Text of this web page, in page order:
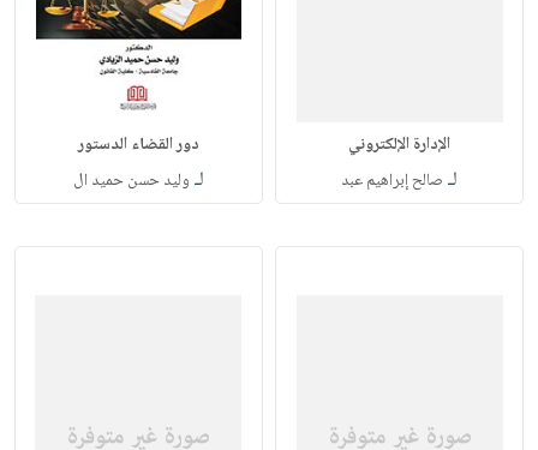
الإدارة الإلكتروني
لـ صالح إبراهيم عبد
دور القضاء الدستور
لـ وليد حسن حميد ال